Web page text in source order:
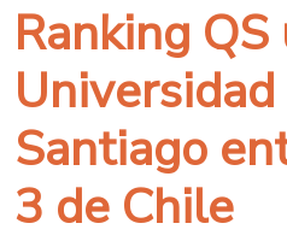
Ranking
Santiago
3 de Chile